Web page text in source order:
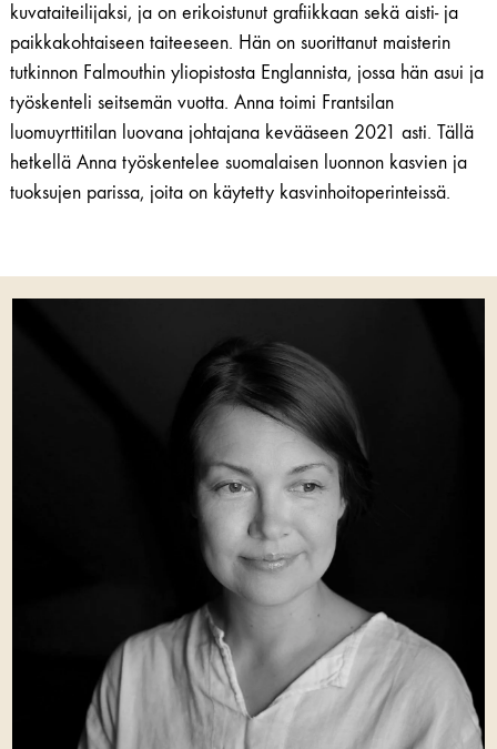
kuvataiteilijaksi, ja on erikoistunut grafiikkaan sekä aisti- ja
paikkakohtaiseen taiteeseen. Hän on suorittanut maisterin
tutkinnon Falmouthin yliopistosta Englannista, jossa hän asui ja
työskenteli seitsemän vuotta. Anna toimi Frantsilan
luomuyrttitilan luovana johtajana kevääseen 2021 asti. Tällä
hetkellä Anna työskentelee suomalaisen luonnon kasvien ja
tuoksujen parissa, joita on käytetty kasvinhoitoperinteissä.